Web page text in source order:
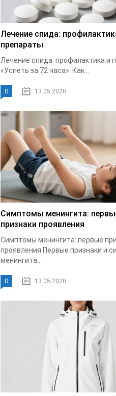
Лечение спида:
препараты
Лечение спида: профилактика и
«Успеть за 72 часа». Как...
0 13.05.2020
Симптомы менингита:
признаки проявления
Симптомы менингита: первые
проявления Первые признаки и
менингита...
0 13.05.2020